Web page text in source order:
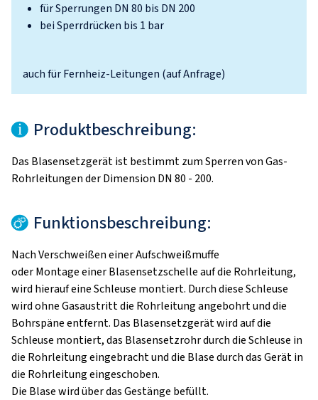
für Sperrungen DN 80 bis DN 200
bei Sperrdrücken bis 1 bar
auch für Fernheiz-Leitungen (auf Anfrage)
Produktbeschreibung:
Das Blasensetzgerät ist bestimmt zum Sperren von Gas-
Rohrleitungen der Dimension DN 80 - 200.
Funktionsbeschreibung:
Nach Verschweißen einer Aufschweißmuffe
oder Montage einer Blasensetzschelle auf die Rohrleitung,
wird hierauf eine Schleuse montiert. Durch diese Schleuse
wird ohne Gasaustritt die Rohrleitung angebohrt und die
Bohrspäne entfernt. Das Blasensetzgerät wird auf die
Schleuse montiert, das Blasensetzrohr durch die Schleuse in
die Rohrleitung eingebracht und die Blase durch das Gerät in
die Rohrleitung eingeschoben.
Die Blase wird über das Gestänge befüllt.